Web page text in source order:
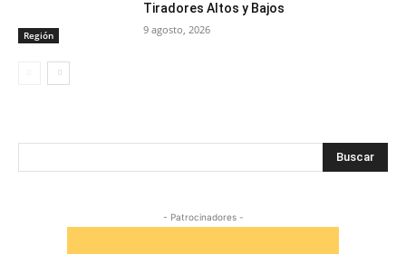
Región
Tiradores Altos y Bajos
9 agosto, 2026
Buscar
- Patrocinadores -